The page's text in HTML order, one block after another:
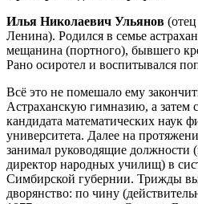
Илья Николаевич Ульянов
Ленина). Родился в семье
мещанина (портного), бывшего
Рано осиротел и воспитывался
Всё это не помешало ему
Астраханскую гимназию, а затем
кандидата математических наук
университета. Далее на
занимал руководящие должности
директор народных училищ) в
Симбирской губернии. Трижды
дворянство: по чину